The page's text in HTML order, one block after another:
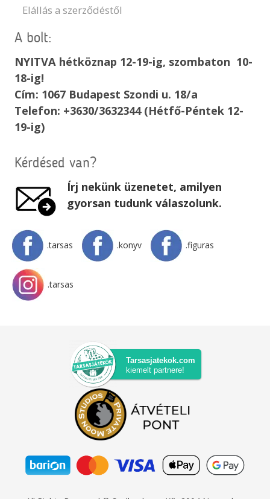
Elállás a szerződéstől
A bolt:
NYITVA hétköznap 12-19-ig, szombaton 10-
18-ig!
Cím: 1067 Budapest Szondi u. 18/a
Telefon: +3630/3632344 (Hétfő-Péntek 12-
19-ig)
Kérdésed van?
Írj nekünk üzenetet, amilyen
gyorsan tudunk válaszolunk.
.tarsas .konyv .figuras
.tarsas
Tarsasjatekok.com
kiemelt partnere!